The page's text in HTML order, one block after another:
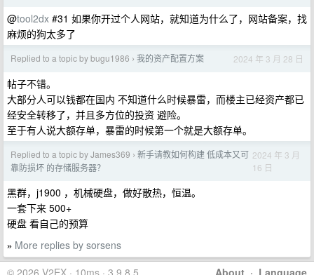
@tool2dx #31 如果你开过个人网站，就知道为什么了，网站备案，找
麻烦的狗太多了
Replied to a topic by bugu1986 › 我的资产配置方案 2024 年 3 月 28 日
帖子不错。
大部分人可以钱都在国内 不知道什么时候暴雷，而楼主已经资产都已
经安全转移了，并且多方位的投资 避险。
至于有人说大额存单，暴雷的时候第一个就是大额存单。
Replied to a topic by James369 › 新手请教如何构建 低成本又可
靠防损坏 的存储服务器？
2024 年 3 月
16 日
黑群，j1900 ，机械硬盘，做好散热，恒温。
一套下来 500+
硬盘 看自己的预算
» More replies by sorsens
About · Language
© 2026 V2EX · 10ms · 3.9.8.5